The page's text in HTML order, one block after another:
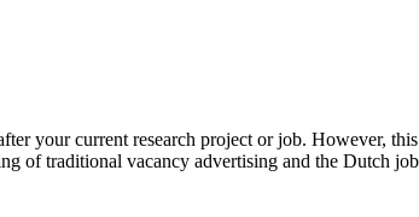
your current research project or job. However,
of traditional vacancy advertising and the Dutch